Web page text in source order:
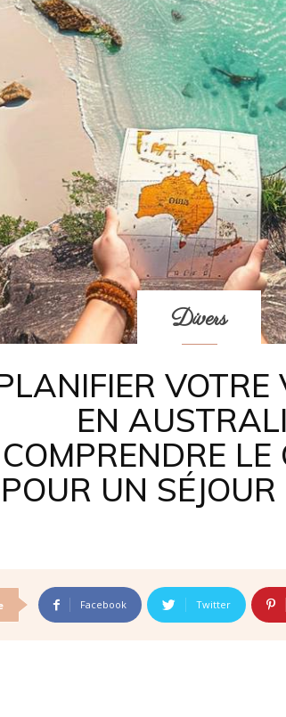
Divers
VOTRE
EN
COMPRENDRE LE
POUR UN SÉJOUR
Facebook Twitter